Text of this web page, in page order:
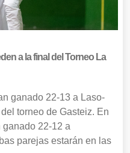
a la final del Torneo La
ganado 22-13 a Laso-
torneo de Gasteiz. En
22-12 a
parejas estarán en las